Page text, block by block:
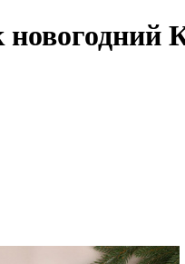
новогодний